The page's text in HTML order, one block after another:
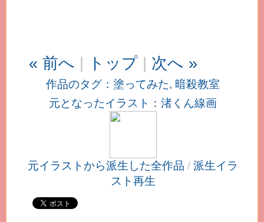
« 前へ トップ 次へ »
作品のタグ：塗ってみた, 暗殺教室
元となったイラスト：渚くん線画
元イラストから派生した全作品 /派生イラ
スト再生